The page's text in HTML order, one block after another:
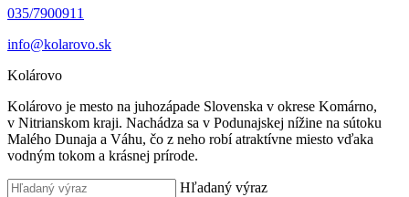
035/7900911
info@kolarovo.sk
Kolárovo
Kolárovo je mesto na juhozápade Slovenska v okrese Komárno,
v Nitrianskom kraji. Nachádza sa v Podunajskej nížine na sútoku
Malého Dunaja a Váhu, čo z neho robí atraktívne miesto vďaka
vodným tokom a krásnej prírode.
Hľadaný výraz